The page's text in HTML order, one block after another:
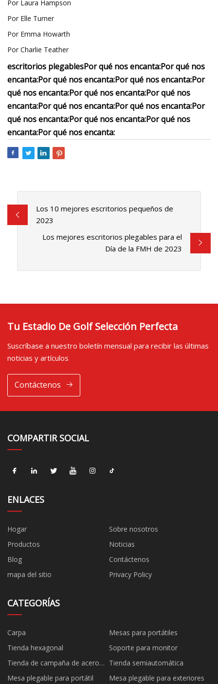
Por Laura Hampson
Por Elle Turner
Por Emma Howarth
Por Charlie Teather
escritorios plegablesPor qué nos encanta:Por qué nos
encanta:Por qué nos encanta:Por qué nos encanta:Por
qué nos encanta:Por qué nos encanta:Por qué nos
encanta:Por qué nos encanta:Por qué nos encanta:Por
qué nos encanta:Por qué nos encanta:Por qué nos
encanta:Por qué nos encanta:
Los 10 mejores escritorios pequeños de
2023
Los mejores escritorios plegables para el
Día de la FMH de 2023
Tu Estadio De Golf Selección Perfecta
Suscríbase a nuestro boletín mensual para recibir las últimas
noticias y artículos
Contáctenos
COMPARTIR SOCIAL
ENLACES
Hogar
Sobre nosotros
Productos
Noticias
Blog
Contáctenos
mapa del sitio
Privacy Policy
CATEGORÍAS
Carpa
Mesas para portátiles
Tienda hexagonal
Soporte para monitor
Tienda de campaña de acero
negro
Tienda semiautomática
Mesa plegable para portátil
Mesa plegable para exteriores